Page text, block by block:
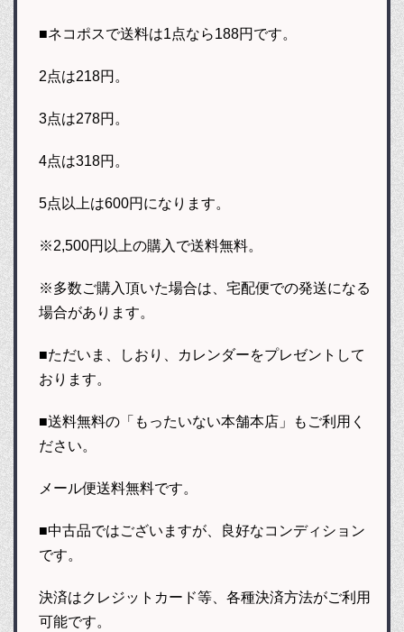
■ネコポスで送料は1点なら188円です。
2点は218円。
3点は278円。
4点は318円。
5点以上は600円になります。
※2,500円以上の購入で送料無料。
※多数ご購入頂いた場合は、宅配便での発送になる
場合があります。
■ただいま、しおり、カレンダーをプレゼントして
おります。
■送料無料の「もったいない本舗本店」もご利用く
ださい。
メール便送料無料です。
■中古品ではございますが、良好なコンディション
です。
決済はクレジットカード等、各種決済方法がご利用
可能です。